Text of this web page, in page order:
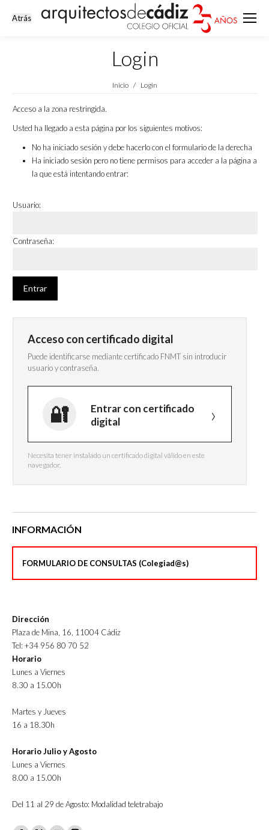
Login
Estás aquí:
Inicio Login
Acceso a la zona restringida.
Usted ha llegado a esta página por los siguientes motivos:
No ha iniciado sesión y debe hacerlo con el formulario de la derecha
Ha iniciado sesión pero no tiene permisos para acceder a la página a
la que está intentando entrar:
Usuario:
Contraseña:
Acceso con certificado digital
Puede identificarse mediante certificado FNMT sin introducir
usuario y contraseña.
Entrar con certificado
digital
Necesita tener instalado un certificado digital válido en este
navegador.
INFORMACIÓN
FORMULARIO DE CONSULTAS (Colegiad@s)
Dirección
Plaza de Mina, 16, 11004 Cádiz
Tel: +34 956 80 70 52
Horario
Lunes a Viernes
8.30 a 15.00h
Martes y Jueves
16 a 18.30h
Horario Julio y Agosto
Lunes a Viernes
8.00 a 15.00h
Del 11 al 29 de Agosto: Modalidad teletrabajo